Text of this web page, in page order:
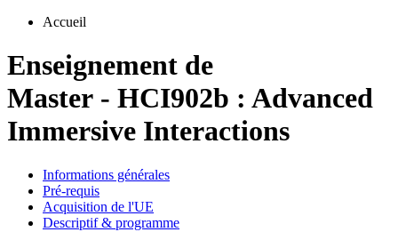
Accueil
Enseignement de
Master - HCI902b : Advanced
Immersive Interactions
Informations générales
Pré-requis
Acquisition de l'UE
Descriptif & programme